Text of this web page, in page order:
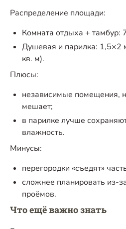
Распределение площади:
Комната отдыха + тамбур:
Душевая и парилка: 1,5×2
кв. м).
Плюсы:
независимые помещения,
мешает;
в парилке лучше
влажность.
Минусы:
перегородки «съедят»
сложнее планировать из-
проёмов.
Что ещё важно знать